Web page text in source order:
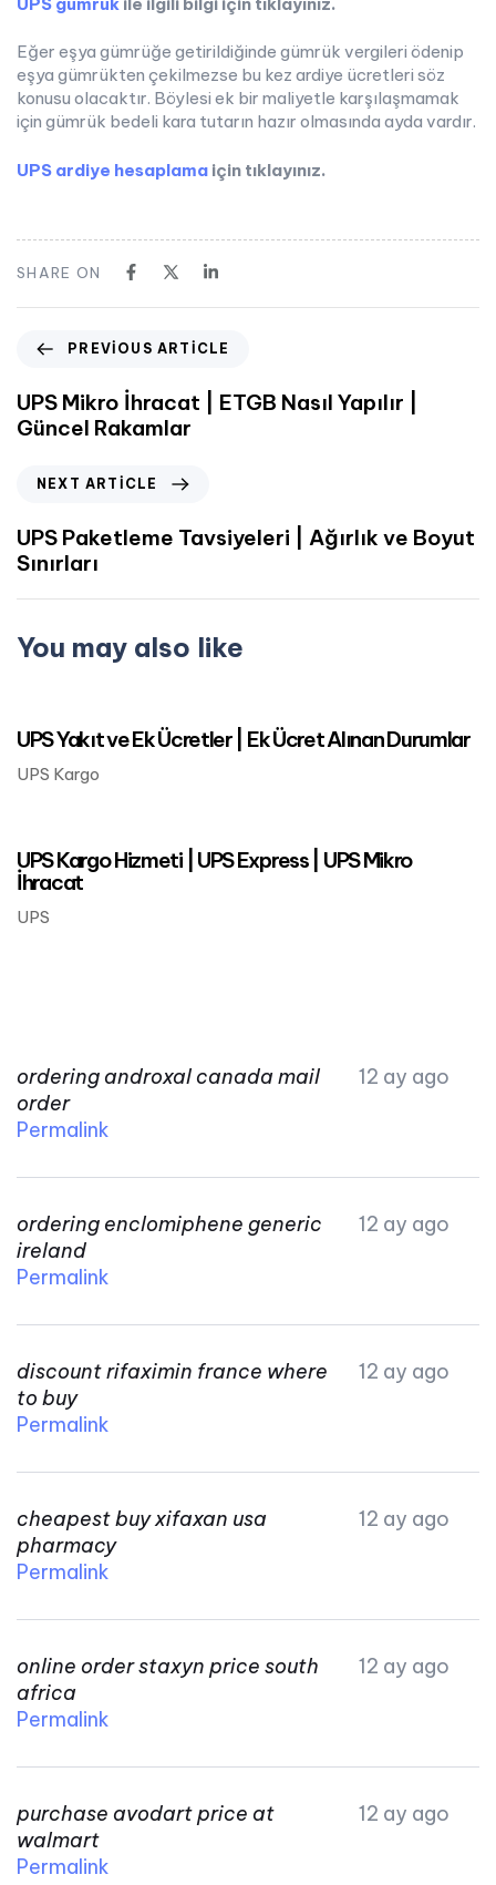
Eğer eşya gümrüğe getirildiğinde gümrük vergileri ödenip
eşya gümrükten çekilmezse bu kez ardiye ücretleri söz
konusu olacaktır. Böylesi ek bir maliyetle karşılaşmamak
için gümrük bedeli kara tutarın hazır olmasında ayda vardır.
UPS ardiye hesaplama için tıklayınız.
SHARE ON
PREVIOUS ARTICLE
UPS Mikro İhracat | ETGB Nasıl Yapılır |
Güncel Rakamlar
NEXT ARTICLE
UPS Paketleme Tavsiyeleri | Ağırlık ve Boyut
Sınırları
You may also like
UPS Yakıt ve Ek Ücretler | Ek Ücret Alınan Durumlar
UPS Kargo
UPS Kargo Hizmeti | UPS Express | UPS Mikro
İhracat
UPS
ordering androxal canada mail
order
12 ay ago
Permalink
ordering enclomiphene generic
ireland
12 ay ago
Permalink
discount rifaximin france where
to buy
12 ay ago
Permalink
cheapest buy xifaxan usa
pharmacy
12 ay ago
Permalink
online order staxyn price south
africa
12 ay ago
Permalink
purchase avodart price at
walmart
12 ay ago
Permalink